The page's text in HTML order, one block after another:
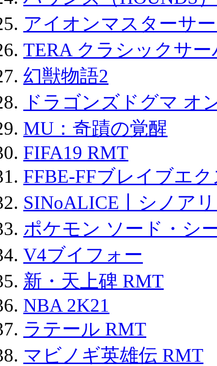
アイオンマスターサ
TERA クラシックサ
幻獣物語2
ドラゴンズドグマ オ
MU：奇蹟の覚醒
FIFA19 RMT
FFBE-FFブレイブエ
SINoALICE丨シノア
ポケモン ソード・シ
V4ブイフォー
新・天上碑 RMT
NBA 2K21
ラテール RMT
マビノギ英雄伝 RMT